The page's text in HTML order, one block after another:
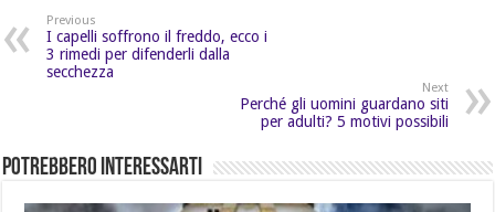
Previous
I capelli soffrono il freddo, ecco i
3 rimedi per difenderli dalla
secchezza
Next
Perché gli uomini guardano siti
per adulti? 5 motivi possibili
Potrebbero Interessarti